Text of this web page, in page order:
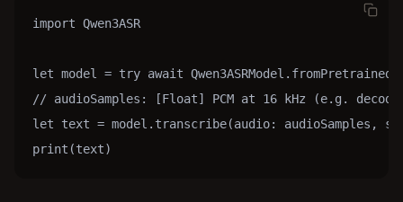
import Qwen3ASR
let model = try await
// audioSamples: [Float] PCM at 16 kHz (e.g.
let text = model.transcribe(audio: audioSamples,
print(text)